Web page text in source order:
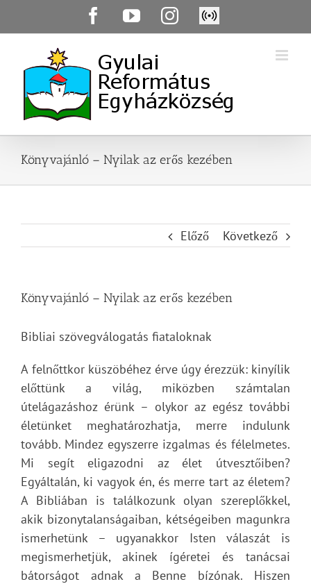
FacebookYouTubeInstagram
Élő
közvetítés
Könyvajánló – Nyilak az erős kezében
Előző Következő
Könyvajánló – Nyilak az erős kezében
Bibliai szövegválogatás fiataloknak
A felnőttkor küszöbéhez érve úgy érezzük: kinyílik
előttünk a világ, miközben számtalan
útelágazáshoz érünk – olykor az egész további
életünket meghatározhatja, merre indulunk
tovább. Mindez egyszerre izgalmas és félelmetes.
Mi segít eligazodni az élet útvesztőiben?
Egyáltalán, ki vagyok én, és merre tart az életem?
A Bibliában is találkozunk olyan szereplőkkel,
akik bizonytalanságaiban, kétségeiben magunkra
ismerhetünk – ugyanakkor Isten válaszát is
megismerhetjük, akinek ígéretei és tanácsai
bátorságot adnak a Benne bízónak. Hiszen